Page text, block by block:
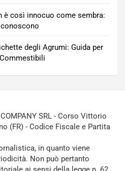
è così innocuo come sembra:
degli Agrumi: Guida per
SRL - Corso Vittorio
(FR) - Codice Fiscale e Partita
in quanto viene
Non può pertanto